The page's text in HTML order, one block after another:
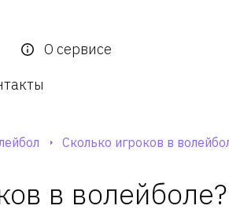
О сервисе
Сколько игроков в
в волейболе?